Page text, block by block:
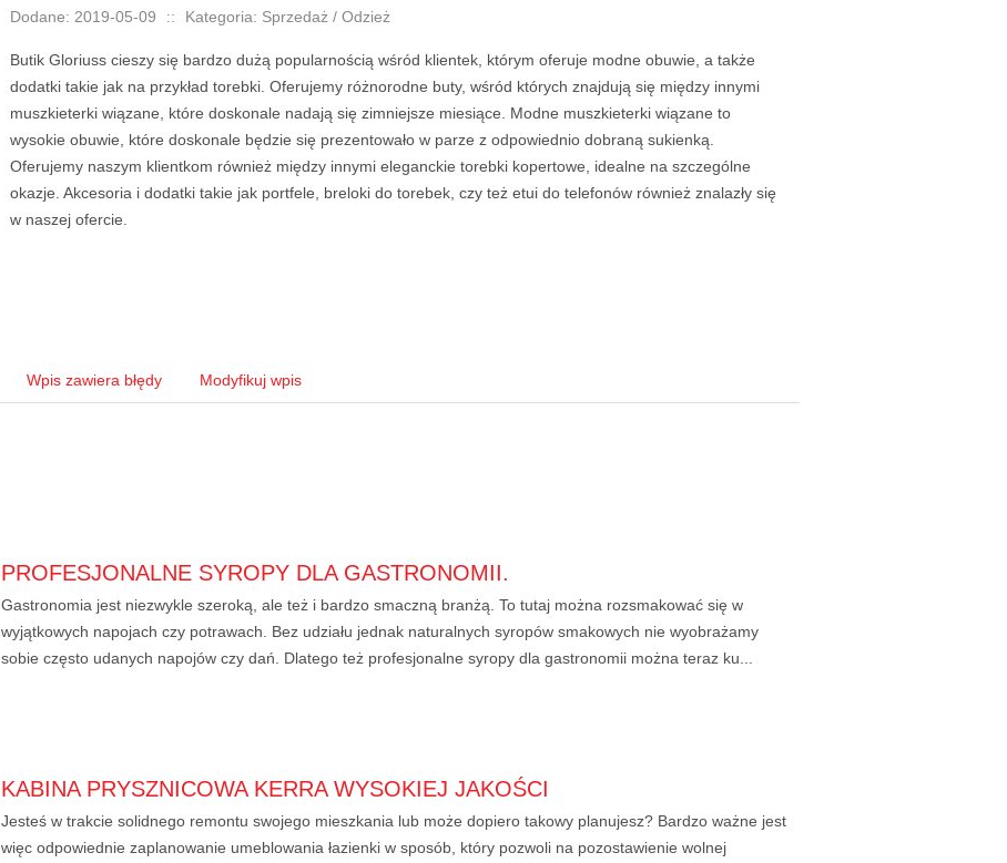
Dodane: 2019-05-09 :: Kategoria: Sprzedaż / Odzież
Butik Gloriuss cieszy się bardzo dużą popularnością wśród klientek, którym oferuje modne obuwie, a także
dodatki takie jak na przykład torebki. Oferujemy różnorodne buty, wśród których znajdują się między innymi
muszkieterki wiązane, które doskonale nadają się zimniejsze miesiące. Modne muszkieterki wiązane to
wysokie obuwie, które doskonale będzie się prezentowało w parze z odpowiednio dobraną sukienką.
Oferujemy naszym klientkom również między innymi eleganckie torebki kopertowe, idealne na szczególne
okazje. Akcesoria i dodatki takie jak portfele, breloki do torebek, czy też etui do telefonów również znalazły się
w naszej ofercie.
Wpis zawiera błędy Modyfikuj wpis
PROFESJONALNE SYROPY DLA GASTRONOMII.
Gastronomia jest niezwykle szeroką, ale też i bardzo smaczną branżą. To tutaj można rozsmakować się w
wyjątkowych napojach czy potrawach. Bez udziału jednak naturalnych syropów smakowych nie wyobrażamy
sobie często udanych napojów czy dań. Dlatego też profesjonalne syropy dla gastronomii można teraz ku...
KABINA PRYSZNICOWA KERRA WYSOKIEJ JAKOŚCI
Jesteś w trakcie solidnego remontu swojego mieszkania lub może dopiero takowy planujesz? Bardzo ważne jest
więc odpowiednie zaplanowanie umeblowania łazienki w sposób, który pozwoli na pozostawienie wolnej